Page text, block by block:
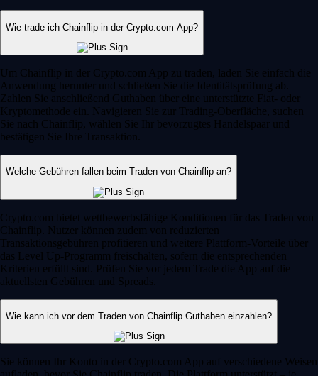
Wie trade ich Chainflip in der Crypto.com App?
Um Chainflip in der Crypto.com App zu traden, laden Sie einfach die
Anwendung herunter und schließen Sie die Identitätsprüfung ab.
Zahlen Sie anschließend Guthaben über eine unterstützte Fiat- oder
Kryptomethode ein. Navigieren Sie zur Trading-Oberfläche, suchen
Sie nach Chainflip, wählen Sie Ihr bevorzugtes Handelspaar und
bestätigen Sie Ihre Transaktion.
Welche Gebühren fallen beim Traden von Chainflip an?
Crypto.com bietet wettbewerbsfähige Konditionen für das Traden von
Chainflip. Nutzer können zudem von reduzierten
Transaktionsgebühren profitieren und weitere Plattform-Vorteile über
das Level Up-Programm freischalten, sofern die entsprechenden
Kriterien erfüllt sind. Prüfen Sie vor jedem Trade die App auf die
aktuellsten Gebühren und Spreads.
Wie kann ich vor dem Traden von Chainflip Guthaben einzahlen?
Sie können Ihr Konto in der Crypto.com App auf verschiedene Weisen